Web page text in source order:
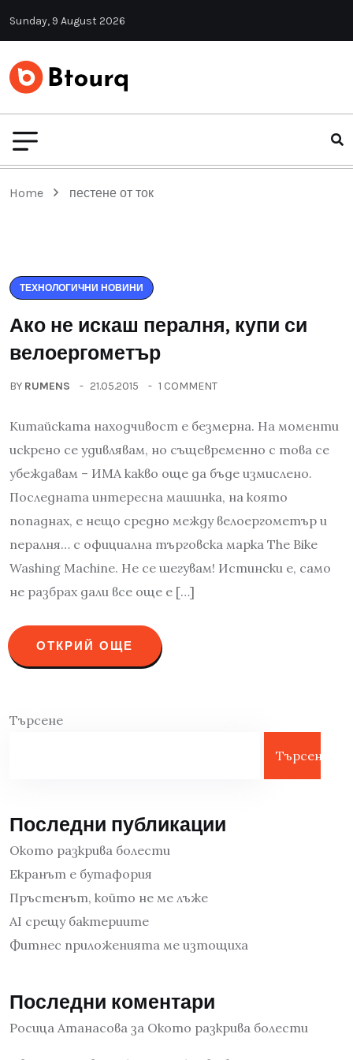
Sunday, 9 August 2026
Home пестене от ток
ТЕХНОЛОГИЧНИ НОВИНИ
Ако не искаш пералня, купи си
велоергометър
BY RUMENS 21.05.2015 1 COMMENT
Китайската находчивост е безмерна. На моменти
искрено се удивлявам, но същевременно с това се
убеждавам – ИМА какво още да бъде измислено.
Последната интересна машинка, на която
попаднах, е нещо средно между велоергометър и
пералня… с официална търговска марка The Bike
Washing Machine. Не се шегувам! Истински е, само
не разбрах дали все още е […]
ОТКРИЙ ОЩЕ
Търсене
Търсене
Последни публикации
Окото разкрива болести
Екранът е бутафория
Пръстенът, който не ме лъже
AI срещу бактериите
Фитнес приложенията ме изтощиха
Последни коментари
Росица Атанасова за Окото разкрива болести